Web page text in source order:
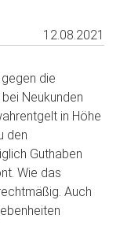
12.08.2021
die
Neukunden
in Höhe
den
Guthaben
Wie das
Auch